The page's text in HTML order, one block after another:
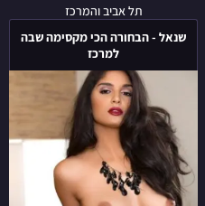
תל אביב והמרכז
שנאל - הבחורה הכי מקסימה שבה
למרכז
שנאל
-
הבחורה
הכי
מקסימה
שבה
למרכז